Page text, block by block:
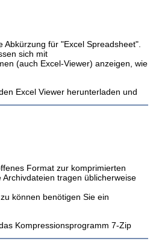
Abkürzung für "Excel Spreadsheet".
sich mit
(auch Excel-Viewer) anzeigen, wie
Excel Viewer herunterladen und
Format zur komprimierten
tragen üblicherweise
können benötigen Sie ein
Kompressionsprogramm 7-Zip